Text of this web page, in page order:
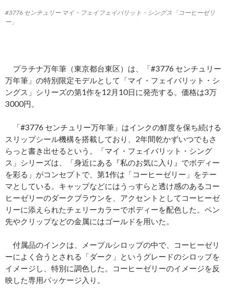
#3776 センチュリー マイ・フェイフェイバリット・シングス「コーヒーゼリ
ー」
プラチナ万年筆（東京都台東区）は、「#3776 センチュリー
万年筆」の特別限定モデルとして「マイ・フェイバリット・シ
ングス」シリーズの第1作を12月10日に発売する。価格は3万
3000円。
「#3776 センチュリー万年筆」はインクの鮮度を保ち続ける
スリップシール機構を搭載しており、2年間乾かずいつでもさ
らっと書き出せるという。「マイ・フェイバリット・シング
ス」シリーズは、「身近にある『私のお気に入り』でボディー
を彩る」がコンセプトで、第1作は「コーヒーゼリー」をテー
マとしている。キャップなどにはうっすらと透け感のあるコー
ヒーゼリーのダークブラウンを、アクセントとしてコーヒーゼ
リーに添えられたチェリーカラーでボディーを配色した。ペン
先やクリップなどの金属にはゴールドを用いた。
付属品のインクは、メープルシロップの中で、コーヒーゼリ
ーによく合うとされる「ダーク」というグレードのシロップを
イメージし、特別に調色した。コーヒーゼリーのイメージを反
映した専用パッケージ入り。